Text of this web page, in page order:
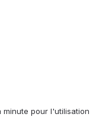
minute pour l'utilisation